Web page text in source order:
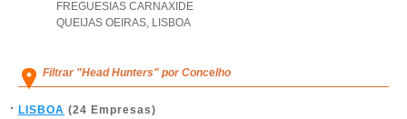
FREGUESIAS CARNAXIDE
QUEIJAS OEIRAS, LISBOA
Filtrar "Head Hunters" por Concelho
LISBOA (24 Empresas)